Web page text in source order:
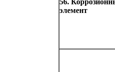
56.
элемент